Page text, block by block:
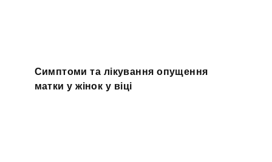
Симптоми та лікування опущення
матки у жінок у віці